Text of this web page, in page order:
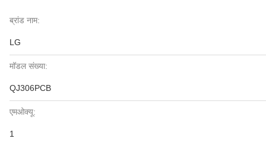
ब्रांड नाम:
LG
मॉडल संख्या:
QJ306PCB
एमओक्यू:
1